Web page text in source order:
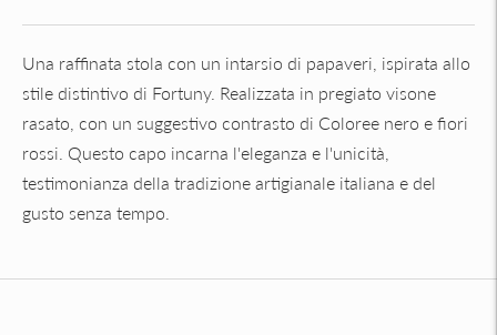
Una raffinata stola con un intarsio di papaveri, ispirata allo
stile distintivo di Fortuny. Realizzata in pregiato visone
rasato, con un suggestivo contrasto di Coloree nero e fiori
rossi. Questo capo incarna l'eleganza e l'unicità,
testimonianza della tradizione artigianale italiana e del
gusto senza tempo.
un